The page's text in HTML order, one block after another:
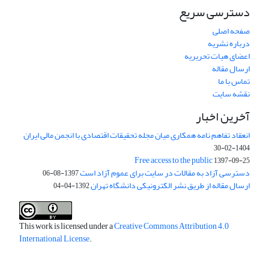
دسترسی سریع
صفحه اصلی
درباره نشریه
اعضای هیات تحریریه
ارسال مقاله
تماس با ما
نقشه سایت
آخرین اخبار
انعقاد تفاهم نامه همکاری میان مجله تحقیقات اقتصادی با انجمن مالی ایران
1404-02-30
Free access to the public1397-09-25
دسترسی آزاد به مقالات در سایت برای عموم آزاد است1397-08-06
ارسال مقاله از طریق نشر الکترونیکی دانشگاه تهران1392-04-04
This work is licensed under aCreative Commons Attribution 4.0
International License.